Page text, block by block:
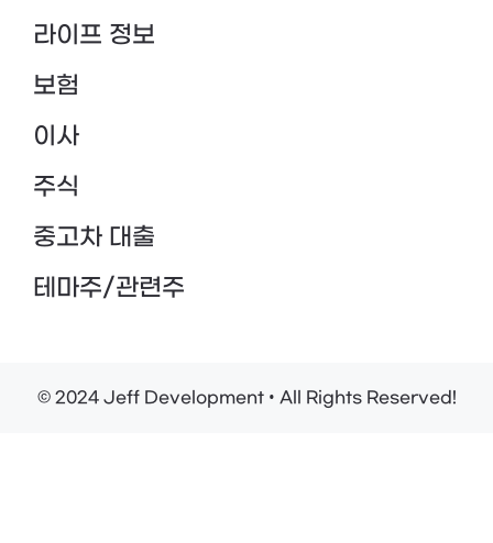
라이프 정보
보험
이사
주식
중고차 대출
테마주/관련주
© 2024 Jeff Development • All Rights Reserved!